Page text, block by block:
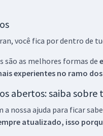
você fica por dentro de
são as melhores formas de
experientes no ramo dos
abertos: saiba
a nossa ajuda para ficar
atualizado, isso